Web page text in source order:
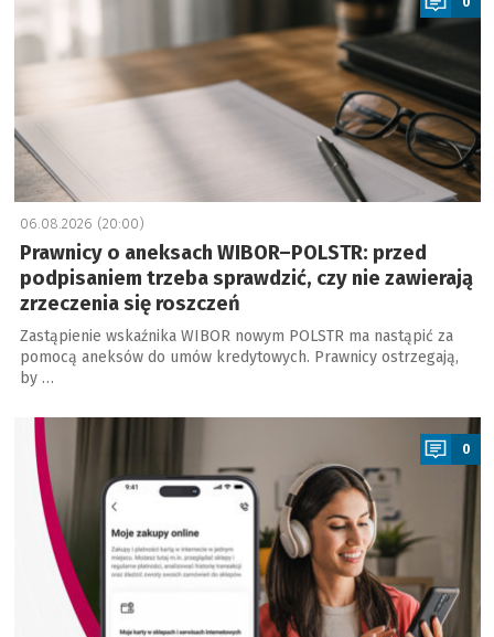
06.08.2026 (20:00)
Prawnicy o aneksach WIBOR–POLSTR: przed
podpisaniem trzeba sprawdzić, czy nie zawierają
zrzeczenia się roszczeń
Zastąpienie wskaźnika WIBOR nowym POLSTR ma nastąpić za
pomocą aneksów do umów kredytowych. Prawnicy ostrzegają,
by …
0